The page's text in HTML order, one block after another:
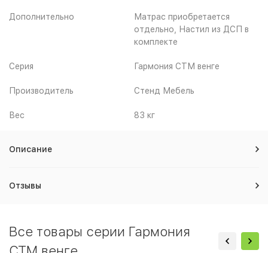
Дополнительно
Матрас приобретается
отдельно, Настил из ДСП в
комплекте
Серия Гармония СТМ венге
Производитель Стенд Мебель
Вес 83 кг
Описание
Отзывы
Все товары серии Гармония